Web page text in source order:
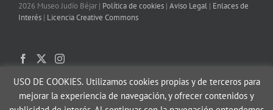
2026 Museo Judío Béjar | Política de cookies | Aviso Legal | Enlaces de
Interés | Licencia Creative Commons
USO DE COOKIES.Utilizamos cookies propias y de terceros para
mejorar la experiencia de navegación, y ofrecer contenidos y